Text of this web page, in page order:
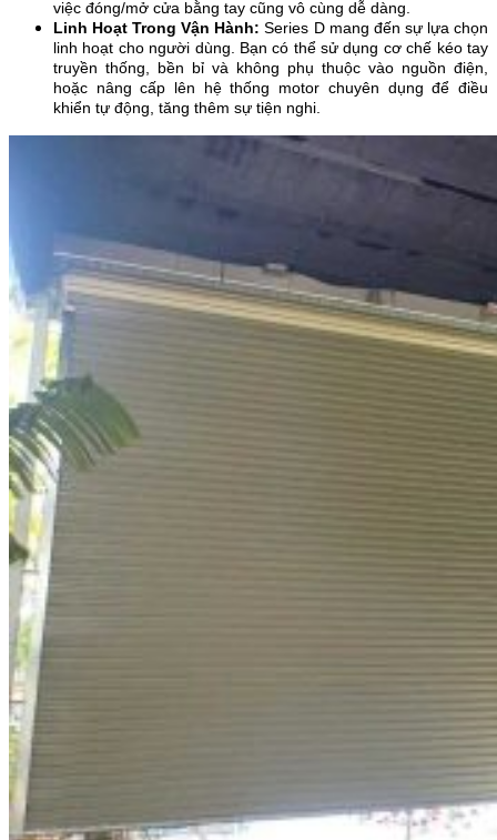
việc đóng/mở cửa bằng tay cũng vô cùng dễ dàng.
Linh Hoạt Trong Vận Hành: Series D mang đến sự lựa chọn
linh hoạt cho người dùng. Bạn có thể sử dụng cơ chế kéo tay
truyền thống, bền bỉ và không phụ thuộc vào nguồn điện,
hoặc nâng cấp lên hệ thống motor chuyên dụng để điều
khiển tự động, tăng thêm sự tiện nghi.